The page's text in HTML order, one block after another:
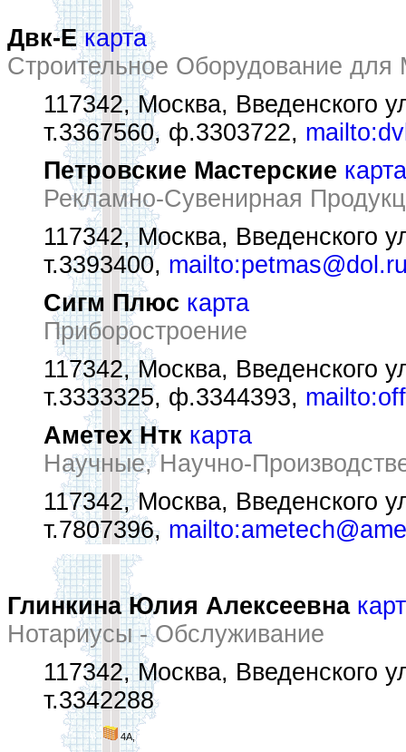
Двк-Е карта
Строительное Оборудование
117342, Москва, Введенского
т.3367560, ф.3303722,
Петровские Мастерские карта
Рекламно-Сувенирная
117342, Москва, Введенского
т.3393400,
Сигм Плюс карта
Приборостроение
117342, Москва, Введенского
т.3333325, ф.3344393,
Аметех Нтк карта
Научные, Научно-
117342, Москва, Введенского
т.7807396,
Глинкина Юлия Алексеевна
Нотариусы - Обслуживание
117342, Москва, Введенского
т.3342288
4А,